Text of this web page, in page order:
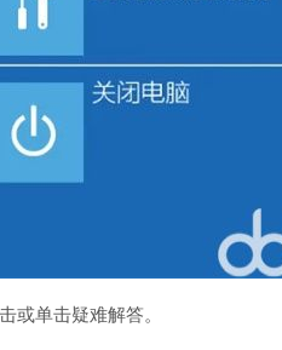
单击疑难解答。